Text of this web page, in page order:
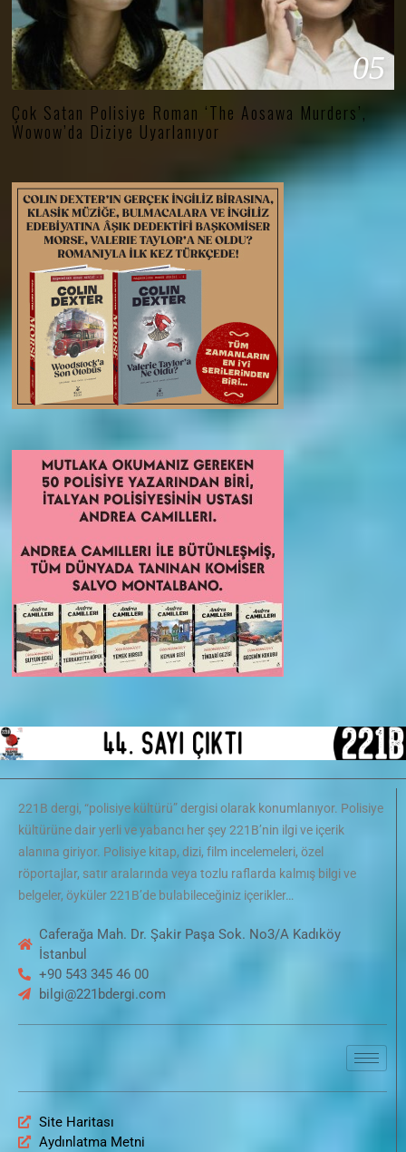
05
Çok Satan Polisiye Roman ‘The Aosawa Murders’,
Wowow’da Diziye Uyarlanıyor
221B dergi, “polisiye kültürü” dergisi olarak konumlanıyor. Polisiye
kültürüne dair yerli ve yabancı her şey 221B’nin ilgi ve içerik
alanına giriyor. Polisiye kitap, dizi, film incelemeleri, özel
röportajlar, satır aralarında veya tozlu raflarda kalmış bilgi ve
belgeler, öyküler 221B’de bulabileceğiniz içerikler…
Caferağa Mah. Dr. Şakir Paşa Sok. No3/A Kadıköy
İstanbul
+90 543 345 46 00
bilgi@221bdergi.com
Site Haritası
Aydınlatma Metni